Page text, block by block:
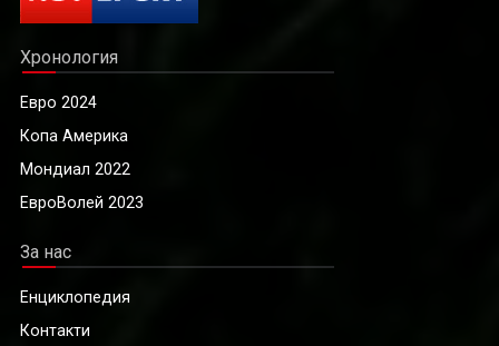
Хронология
Евро 2024
Копа Америка
Мондиал 2022
ЕвроВолей 2023
За нас
Енциклопедия
Контакти